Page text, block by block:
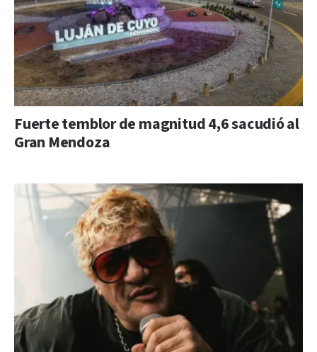
Fuerte temblor de magnitud 4,6 sacudió al
Gran Mendoza